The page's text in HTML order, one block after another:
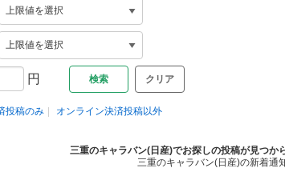
円 クリア
投稿のみ オンライン決済投稿以外
三重のキャラバン(日産)でお探しの投稿が見つか
三重のキャラバン(日産)の新着通